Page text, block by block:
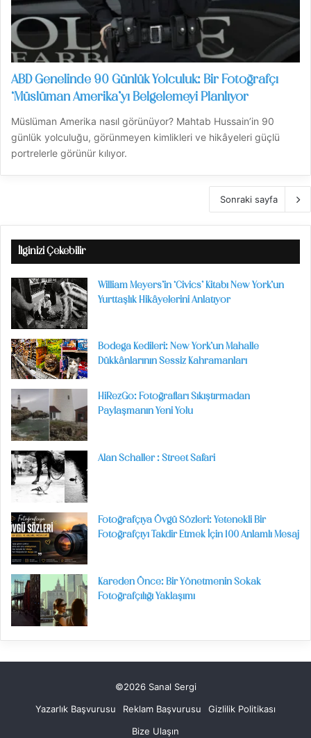
ABD Genelinde 90 Günlük Yolculuk: Bir Fotoğrafçı
‘Müslüman Amerika’yı Belgelemeyi Planlıyor
Müslüman Amerika nasıl görünüyor? Mahtab Hussain’in 90
günlük yolculuğu, görünmeyen kimlikleri ve hikâyeleri güçlü
portrelerle görünür kılıyor.
Sonraki sayfa
İlginizi Çekebilir
William Meyers’in ‘Civics’ Kitabı New York’un
Yurttaşlık Hikâyelerini Anlatıyor
Bodega Kedileri: New York’un Mahalle
Dükkânlarının Sessiz Kahramanları
HiRezGo: Fotoğrafları Sıkıştırmadan
Paylaşmanın Yeni Yolu
Alan Schaller : Street Safari
Fotoğrafçıya Övgü Sözleri: Yetenekli Bir
Fotoğrafçıyı Takdir Etmek İçin 100 Anlamlı Mesaj
Kareden Önce: Bir Yönetmenin Sokak
Fotoğrafçılığı Yaklaşımı
©2026 Sanal Sergi
Yazarlık Başvurusu
Reklam Başvurusu
Gizlilik Politikası
Bize Ulaşın